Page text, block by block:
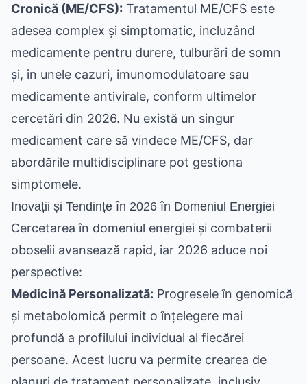
Cronică (ME/CFS): Tratamentul ME/CFS este
adesea complex și simptomatic, incluzând
medicamente pentru durere, tulburări de somn
și, în unele cazuri, imunomodulatoare sau
medicamente antivirale, conform ultimelor
cercetări din 2026. Nu există un singur
medicament care să vindece ME/CFS, dar
abordările multidisciplinare pot gestiona
simptomele.
Inovații și Tendințe în 2026 în Domeniul Energiei
Cercetarea în domeniul energiei și combaterii
oboselii avansează rapid, iar 2026 aduce noi
perspective:
Medicină Personalizată: Progresele în genomică
și metabolomică permit o înțelegere mai
profundă a profilului individual al fiecărei
persoane. Acest lucru va permite crearea de